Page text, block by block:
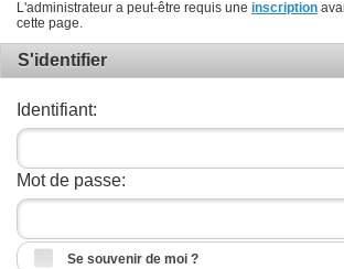
L'administrateur a peut-être requis une inscription
cette page.
S'identifier
Identifiant:
Mot de passe:
Se souvenir de moi ?